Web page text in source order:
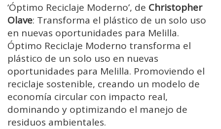
‘Óptimo Reciclaje Moderno’, de Christopher
Olave: Transforma el plástico de un solo uso
en nuevas oportunidades para Melilla.
Óptimo Reciclaje Moderno transforma el
plástico de un solo uso en nuevas
oportunidades para Melilla. Promoviendo el
reciclaje sostenible, creando un modelo de
economía circular con impacto real,
dominando y optimizando el manejo de
residuos ambientales.